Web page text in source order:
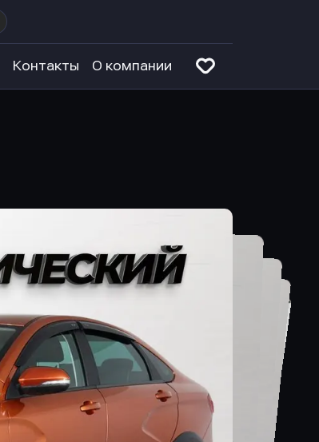
Контакты О компании